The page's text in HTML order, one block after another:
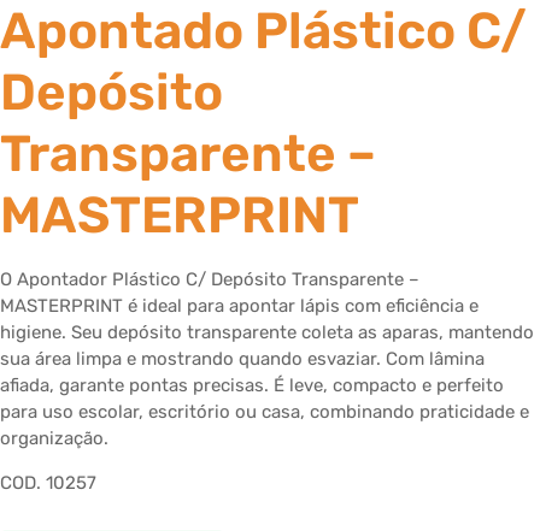
Apontado Plástico C/
Depósito
Transparente –
MASTERPRINT
O Apontador Plástico C/ Depósito Transparente –
MASTERPRINT é ideal para apontar lápis com eficiência e
higiene. Seu depósito transparente coleta as aparas, mantendo
sua área limpa e mostrando quando esvaziar. Com lâmina
afiada, garante pontas precisas. É leve, compacto e perfeito
para uso escolar, escritório ou casa, combinando praticidade e
organização.
COD. 10257